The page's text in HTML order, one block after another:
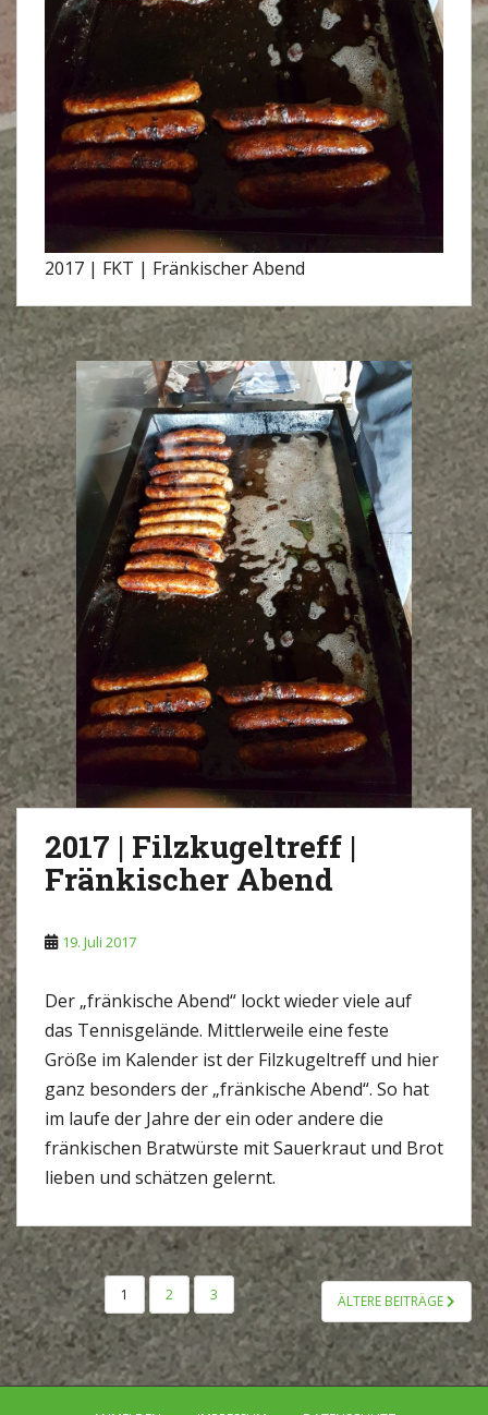
2017 | FKT | Fränkischer Abend
2017 | Filzkugeltreff |
Fränkischer Abend
19. Juli 2017
Der „fränkische Abend“ lockt wieder viele auf
das Tennisgelände. Mittlerweile eine feste
Größe im Kalender ist der Filzkugeltreff und hier
ganz besonders der „fränkische Abend“. So hat
im laufe der Jahre der ein oder andere die
fränkischen Bratwürste mit Sauerkraut und Brot
lieben und schätzen gelernt.
SEITENNUMMERIERUNG
DER
BEITRÄGE
1 2 3 ÄLTERE BEITRÄGE